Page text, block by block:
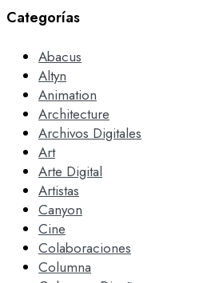
Categorías
Abacus
Altyn
Animation
Architecture
Archivos Digitales
Art
Arte Digital
Artistas
Canyon
Cine
Colaboraciones
Columna